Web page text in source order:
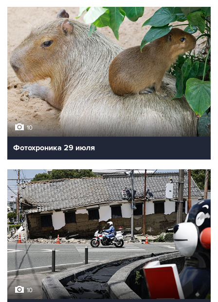
10
Фотохроника 29 июля
10